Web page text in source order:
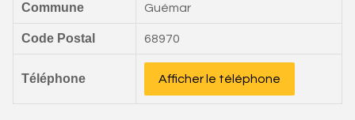
Commune Guémar
Code Postal 68970
Téléphone Afficher le téléphone